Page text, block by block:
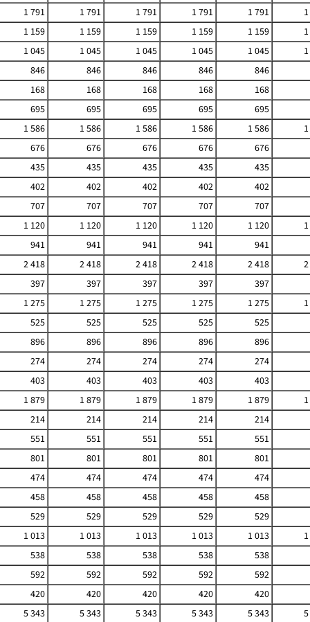
1 791 1 791 1 791 1 791 1 791
1 159 1 159 1 159 1 159 1 159
1 045 1 045 1 045 1 045 1 045
846 846 846 846
846
168 168 168 168
168
695 695 695 695
695
1 586 1 586 1 586 1 586 1 586
676 676 676 676
676
435 435 435 435
435
402 402 402 402
402
707 707 707 707
707
1 120 1 120 1 120 1 120 1 120
941 941 941 941
941
2 418 2 418 2 418 2 418 2 418
397 397 397 397
397
1 275 1 275 1 275 1 275 1 275
525 525 525 525
525
896 896 896 896
896
274 274 274 274
274
403 403 403 403
403
1 879 1 879 1 879 1 879 1 879
214 214 214 214
214
551 551 551 551
551
801 801 801 801
801
474 474 474 474
474
458 458 458 458
458
529 529 529 529
529
1 013 1 013 1 013 1 013 1 013
538 538 538 538
538
592 592 592 592
592
420 420 420 420
420
5 343 5 343 5 343 5 343 5 343